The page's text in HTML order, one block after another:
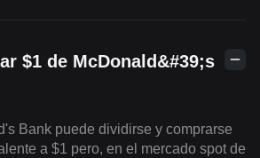
$1 de McDonald&#39;s
Bank puede dividirse y comprarse
a $1 pero, en el mercado spot de